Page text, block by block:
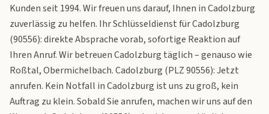
Kunden seit 1994. Wir freuen uns darauf, Ihnen in Cadolzburg
zuverlässig zu helfen. Ihr Schlüsseldienst für Cadolzburg
(90556): direkte Absprache vorab, sofortige Reaktion auf
Ihren Anruf. Wir betreuen Cadolzburg täglich – genauso wie
Roßtal, Obermichelbach. Cadolzburg (PLZ 90556): Jetzt
anrufen. Kein Notfall in Cadolzburg ist uns zu groß, kein
Auftrag zu klein. Sobald Sie anrufen, machen wir uns auf den